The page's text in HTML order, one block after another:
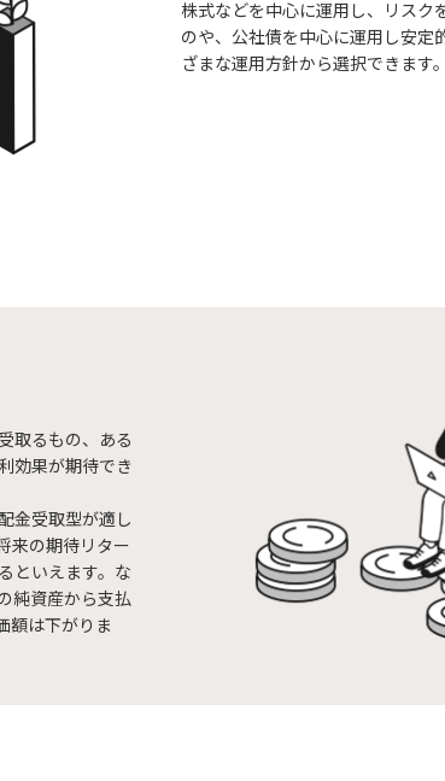
株式などを中心に運用し、リスク
のや、公社債を中心に運用し安定
ざまな運用方針から選択できます。
取るもの、ある
効果が期待でき
金受取型が適し
来の期待リター
といえます。な
純資産から支払
額は下がりま